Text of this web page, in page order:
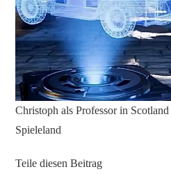
Christoph als Professor in
Spieleland
Teile diesen Beitrag